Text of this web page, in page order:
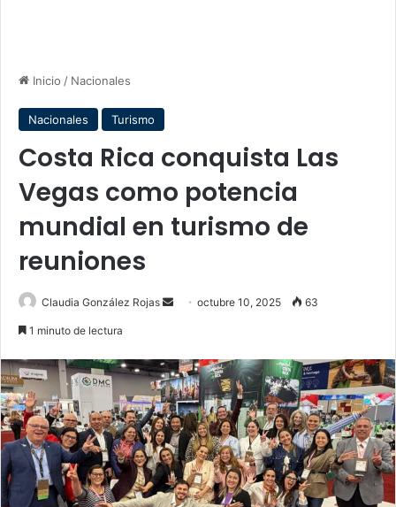
Inicio / Nacionales
Nacionales Turismo
Costa Rica conquista Las
Vegas como potencia
mundial en turismo de
reuniones
Claudia González Rojas
Sendoctubre 10, 2025 63
1 minuto de lectura